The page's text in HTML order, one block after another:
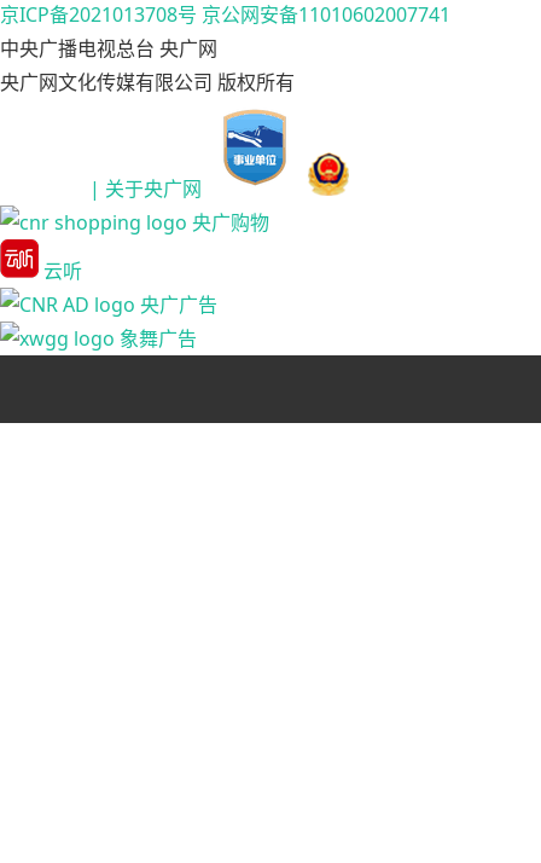
京ICP备2021013708号 京公网安备11010602007741
中央广播电视总台 央广网
央广网文化传媒有限公司 版权所有
| 关于央广网
央广购物
云听
央广广告
象舞广告